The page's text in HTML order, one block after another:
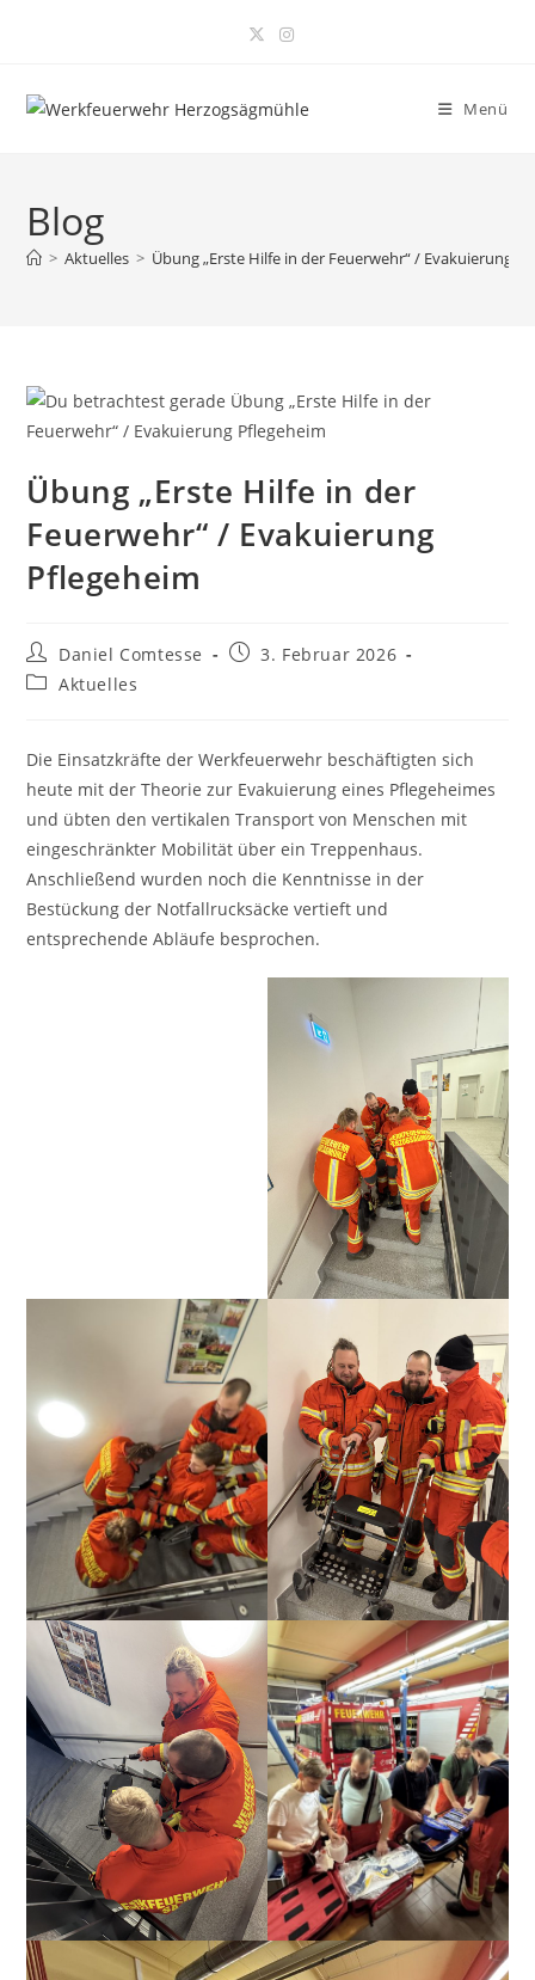
Menü
Blog
> Aktuelles > Übung „Erste Hilfe in der Feuerwehr“ / Evakuierung
Übung „Erste Hilfe in der
Feuerwehr“ / Evakuierung
Pflegeheim
Beitrags-
Autor:
Daniel Comtesse
Beitrag3. Februar 2026
Beitrags-
Aktuelles
Die Einsatzkräfte der Werkfeuerwehr beschäftigten sich
heute mit der Theorie zur Evakuierung eines Pflegeheimes
und übten den vertikalen Transport von Menschen mit
eingeschränkter Mobilität über ein Treppenhaus.
Anschließend wurden noch die Kenntnisse in der
Bestückung der Notfallrucksäcke vertieft und
entsprechende Abläufe besprochen.